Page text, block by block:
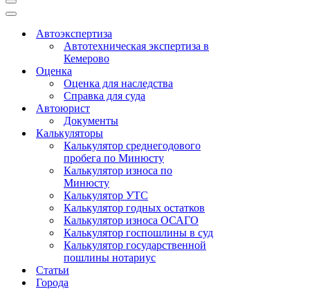
Меню
навигации
Меню
навигацииАвтоэкспертиза
Автотехническая экспертиза в
Кемерово
Оценка
Оценка для наследства
Справка для суда
Автоюрист
Документы
Калькуляторы
Калькулятор среднегодового
пробега по Минюсту
Калькулятор износа по
Минюсту
Калькулятор УТС
Калькулятор годных остатков
Калькулятор износа ОСАГО
Калькулятор госпошлины в суд
Калькулятор государственной
пошлины нотариус
Статьи
Города